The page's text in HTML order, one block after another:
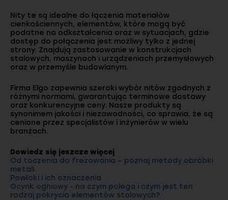
Nity te są idealne do łączenia materiałów
cienkościennych, elementów, które mogą być
podatne na odkształcenia oraz w sytuacjach, gdzie
dostęp do połączenia jest możliwy tylko z jednej
strony. Znajdują zastosowanie w konstrukcjach
stalowych, maszynach i urządzeniach przemysłowych
oraz w przemyśle budowlanym.
Firma Elgo zapewnia szeroki wybór nitów zgodnych z
różnymi normami, gwarantując terminowe dostawy
oraz konkurencyjne ceny. Nasze produkty są
synonimem jakości i niezawodności, co sprawia, że są
cenione przez specjalistów i inżynierów w wielu
branżach.
Dowiedz się jeszcze więcej
Od toczenia do frezowania – poznaj metody obróbki
metali
Powłoki i ich oznaczenia
Ocynk ogniowy - na czym polega i czym jest ten
rodzaj pokrycia elementów stalowych?